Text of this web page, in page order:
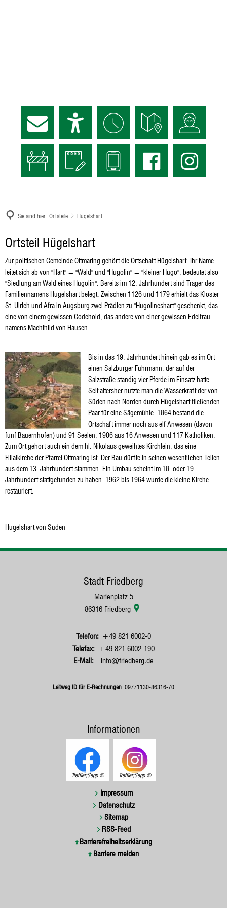
Sie sind hier: Ortsteile Hügelshart
Hügelshart
Ortsteil Hügelshart
Zur politischen Gemeinde Ottmaring gehört die Ortschaft Hügelshart. Ihr Name
leitet sich ab von "Hart" = "Wald" und "Hugolin" = "kleiner Hugo", bedeutet also
"Siedlung am Wald eines Hugolin". Bereits im 12. Jahrhundert sind Träger des
Familiennamens Hügelshart belegt. Zwischen 1126 und 1179 erhielt das Kloster
St. Ulrich und Afra in Augsburg zwei Prädien zu "Hugolineshart" geschenkt, das
eine von einem gewissen Godehold, das andere von einer gewissen Edelfrau
namens Machthild von Hausen.
Bis in das 19. Jahrhundert hinein gab es im Ort
einen Salzburger Fuhrmann, der auf der
Salzstraße ständig vier Pferde im Einsatz hatte.
Seit altersher nutzte man die Wasserkraft der von
Süden nach Norden durch Hügelshart fließenden
Paar für eine Sägemühle. 1864 bestand die
Ortschaft immer noch aus elf Anwesen (davon
fünf Bauernhöfen) und 91 Seelen, 1906 aus 16 Anwesen und 117 Katholiken.
Zum Ort gehört auch ein dem hl. Nikolaus geweihtes Kirchlein, das eine
Filialkirche der Pfarrei Ottmaring ist. Der Bau dürfte in seinen wesentlichen Teilen
aus dem 13. Jahrhundert stammen. Ein Umbau scheint im 18. oder 19.
Jahrhundert stattgefunden zu haben. 1962 bis 1964 wurde die kleine Kirche
restauriert.
Hügelshart von Süden
Stadt Friedberg
Marienplatz 5
86316 Friedberg
+49 821 6002-0
+49 821 6002-190
info@friedberg.de
Leitweg ID für E-Rechnungen: 09771130-86316-70
Informationen
Treffler;Sepp Treffler;Sepp
Impressum
Datenschutz
Sitemap
RSS-Feed
Barrierefreiheitserklärung
Barriere melden